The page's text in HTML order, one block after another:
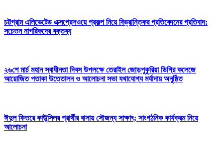
চট্টগ্রাম এলিভেটেড এক্সপ্রেসওয়ে প্রকল্প নিয়ে বিভ্রান্তিকর প্রতিবেদনের প্রতিবাদ:
সচেতন নাগরিকদের বক্তব্য
২৬শে মার্চ মহান স্বাধীনতা দিবস উপলক্ষে তেরাইল জোড়পুকুরিয়া ডিগ্রি কলেজে
আয়োজিত পতাকা উত্তোলন ও আলোচনা সভা যথাযোগ্য মর্যাদায় অনুষ্ঠিত
ঈদুল ফিতরে কাউন্সিলর প্রার্থীর বাসায় সৌজন্য সাক্ষাৎ; সাংগঠনিক কার্যক্রম নিয়ে
আলোচনা